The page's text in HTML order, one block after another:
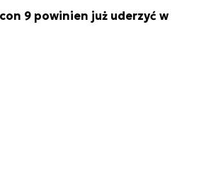
9 powinien już uderzyć w